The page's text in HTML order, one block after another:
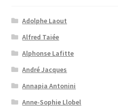
Adolphe Laout
Alfred Taiée
Alphonse Lafitte
André Jacques
Annapia Antonini
Anne-Sophie Llobel